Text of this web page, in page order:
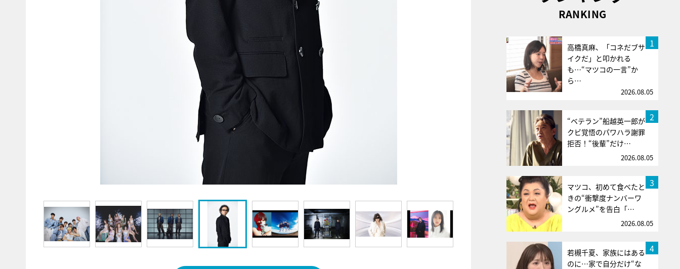
RANKING
1
高橋真麻、「コネだブサ
イクだ」と叩かれる
も…“マツコの一言”か
ら…
2026.08.05
2
“ベテラン”船越英一郎が
クビ覚悟のパワハラ謝罪
拒否！“後輩”だけ…
2026.08.05
3
マツコ、初めて食べたと
きの“衝撃度ナンバーワ
ングルメ”を告白「…
2026.08.05
4
若槻千夏、家族にはある
のに…家で自分だけ“な